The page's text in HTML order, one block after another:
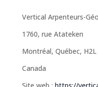
Vertical Arpenteurs-
1760, rue Atateken
Montréal, Québec, H2L
Canada